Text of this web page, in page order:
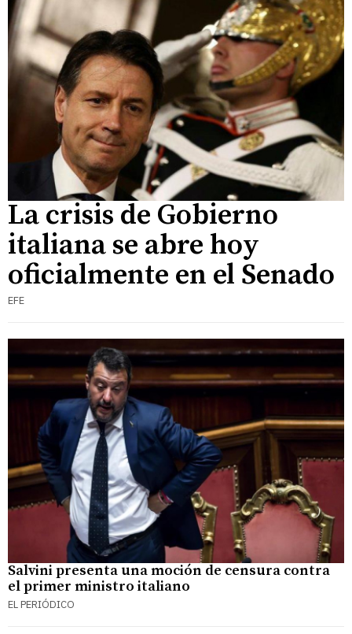
La crisis de Gobierno
italiana se abre hoy
oficialmente en el Senado
EFE
Salvini presenta una moción de censura contra
el primer ministro italiano
EL PERIÓDICO